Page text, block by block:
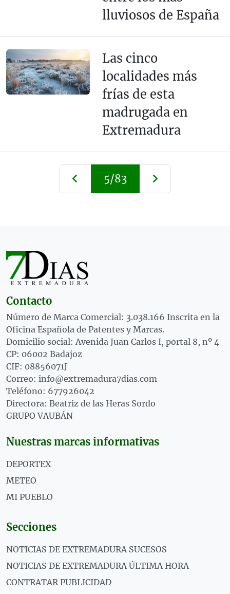
lluviosos de España
Las cinco
localidades más
frías de esta
madrugada en
Extremadura
5/83
Contacto
Número de Marca Comercial: 3.038.166 Inscrita en la
Oficina Española de Patentes y Marcas.
Domicilio social: Avenida Juan Carlos I, portal 8, nº 4
CP: 06002 Badajoz
CIF: 08856071J
Correo: info@extremadura7dias.com
Teléfono: 677926042
Directora: Beatriz de las Heras Sordo
GRUPO VAUBÁN
Nuestras marcas informativas
DEPORTEX
METEO
MI PUEBLO
Secciones
NOTICIAS DE EXTREMADURA SUCESOS
NOTICIAS DE EXTREMADURA ÚLTIMA HORA
CONTRATAR PUBLICIDAD